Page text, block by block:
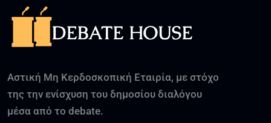
Αστική Μη Κερδοσκοπική Εταιρία, με στόχο
της την ενίσχυση του δημοσίου διαλόγου
μέσα από το debate.